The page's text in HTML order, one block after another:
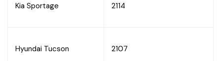
Kia Sportage 2114
Hyundai Tucson 2107